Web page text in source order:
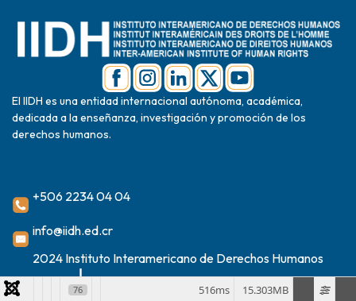
El IIDH es una entidad internacional autónoma, académica,
dedicada a la enseñanza, investigación y promoción de los
derechos humanos.
+506 2234 04 04
info@iidh.ed.cr
2024 Instituto Interamericano de Derechos Humanos
76 15.303MB
516ms